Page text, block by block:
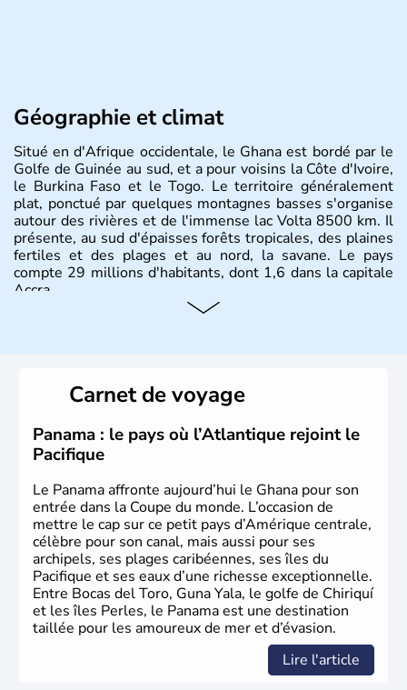
Géographie et climat
Situé en d'Afrique occidentale, le Ghana est bordé par le
Golfe de Guinée au sud, et a pour voisins la Côte d'Ivoire,
le Burkina Faso et le Togo. Le territoire généralement
plat, ponctué par quelques montagnes basses s'organise
autour des rivières et de l'immense lac Volta 8500 km. Il
présente, au sud d'épaisses forêts tropicales, des plaines
fertiles et des plages et au nord, la savane. Le pays
compte 29 millions d'habitants, dont 1,6 dans la capitale
Accra.
Carnet de voyage
Panama : le pays où l’Atlantique rejoint le
Pacifique
Le Panama affronte aujourd’hui le Ghana pour son
entrée dans la Coupe du monde. L’occasion de
mettre le cap sur ce petit pays d’Amérique centrale,
célèbre pour son canal, mais aussi pour ses
archipels, ses plages caribéennes, ses îles du
Pacifique et ses eaux d’une richesse exceptionnelle.
Entre Bocas del Toro, Guna Yala, le golfe de Chiriquí
et les îles Perles, le Panama est une destination
taillée pour les amoureux de mer et d’évasion.
Lire l'article